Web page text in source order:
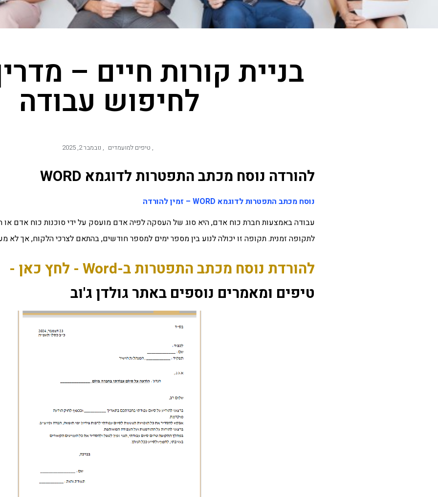
בניית קורות חיים –
לחיפוש עבודה
, טיפים למועמדים , נובמבר 2, 2025
להורדה נוסח מכתב התפטרות לדוגמא WORD
נוסח מכתב התפטרות לדוגמא WORD – זמין להורדה
עבודה באמצעות חברת כוח אדם, היא סוג של העסקה לפיה אדם מועסק על ידי סוכנות כוח אדם או
לתקופה זמנית. תקופה זו יכולה לנוע בין מספר ימים למספר חודשים, בהתאם לצרכי הלקוח, אך לא מעבר ל-9
להורדת נוסח מכתב התפטרות ב-Word - לחץ כאן -
טיפים ומאמרים נוספים באתר גולדן ג'וב